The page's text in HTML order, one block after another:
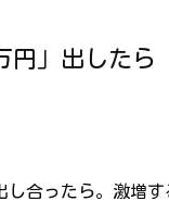
円」出したら
合ったら。激増